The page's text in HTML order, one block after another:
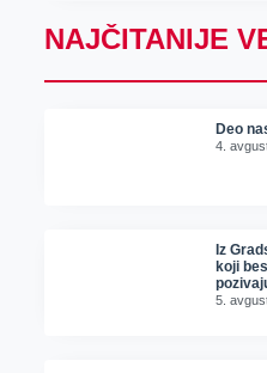
NAJČITANIJE
Deo
4.
Iz
koji
5.